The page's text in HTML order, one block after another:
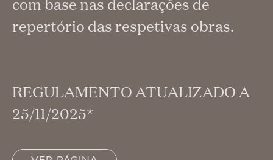
com base nas declarações de
repertório das respetivas obras.
REGULAMENTO ATUALIZADO A
25/11/2025*